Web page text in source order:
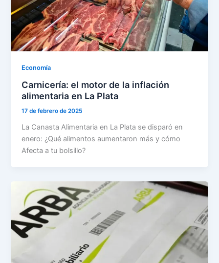
Economía
Carnicería: el motor de la inflación
alimentaria en La Plata
17 de febrero de 2025
La Canasta Alimentaria en La Plata se disparó en
enero: ¿Qué alimentos aumentaron más y cómo
Afecta a tu bolsillo?